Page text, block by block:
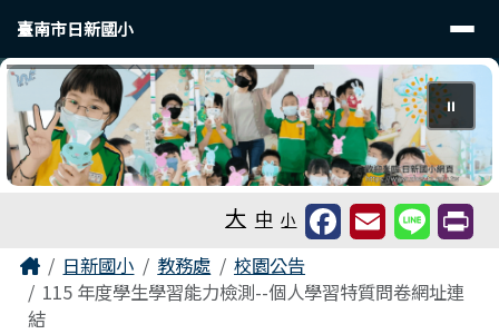
臺南市日新國小
導覽列
臺南市日新國小
⏸
大 中 小
主內容區域
Home日新國小 教務處
校園公告
115 年度學生學習能力檢測--個人學習特質問卷網址連
結
頁尾區域